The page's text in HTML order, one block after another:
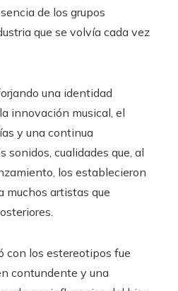
de los grupos
que se volvía cada vez
una identidad
innovación musical, el
y una continua
sonidos, cualidades que, al
los establecieron
muchos artistas que
con los estereotipos fue
contundente y una